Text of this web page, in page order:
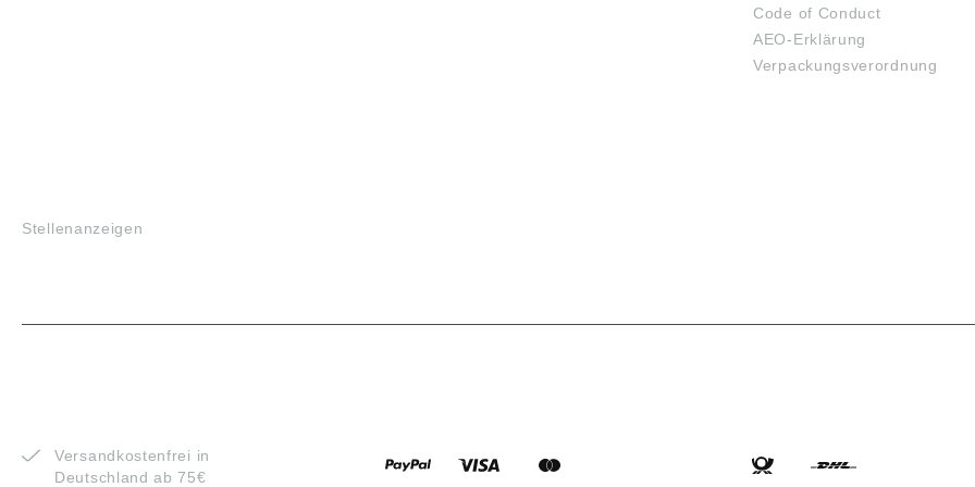
Code of Conduct
AEO-Erklärung
Verpackungsverordnung
Stellenanzeigen
Versandkostenfrei in
Deutschland ab 75€